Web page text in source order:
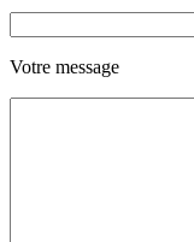
Votre message